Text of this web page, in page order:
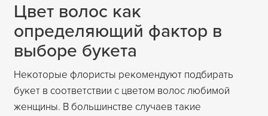
Цвет волос как
определяющий фактор в
выборе букета
Некоторые флористы рекомендуют подбирать
букет в соответствии с цветом волос любимой
женщины. В большинстве случаев такие